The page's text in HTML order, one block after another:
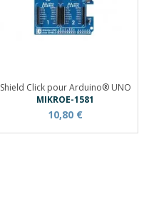
Shield Click pour Arduino® UNO
MIKROE-1581
10,80 €